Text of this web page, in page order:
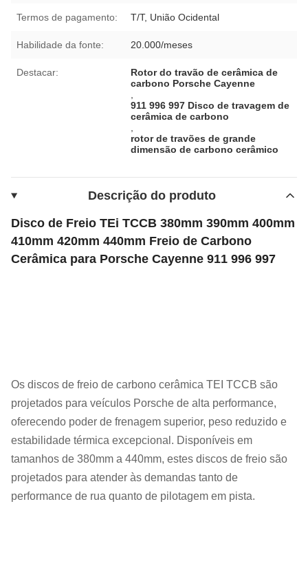
Termos de pagamento: T/T, União Ocidental
Habilidade da fonte: 20.000/meses
Destacar:
Rotor do travão de cerâmica de
carbono Porsche Cayenne
911 996 997 Disco de travagem de
cerâmica de carbono
rotor de travões de grande
dimensão de carbono cerâmico
Descrição do produto
Disco de Freio TEi TCCB 380mm 390mm 400mm
410mm 420mm 440mm Freio de Carbono
Cerâmica para Porsche Cayenne 911 996 997
Os discos de freio de carbono cerâmica TEI TCCB são
projetados para veículos Porsche de alta performance,
oferecendo poder de frenagem superior, peso reduzido e
estabilidade térmica excepcional. Disponíveis em
tamanhos de 380mm a 440mm, estes discos de freio são
projetados para atender às demandas tanto de
performance de rua quanto de pilotagem em pista.